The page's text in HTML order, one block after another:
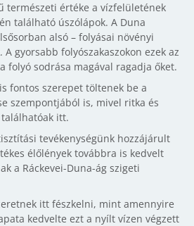
természeti értéke a vízfelületének
található úszólápok. A Duna
alsó – folyásai növényi
gyorsabb folyószakaszokon ezek az
folyó sodrása magával ragadja őket.
fontos szerepet töltenek be a
szempontjából is, mivel ritka és
itt.
tevékenységünk hozzájárult
élőlények továbbra is kedvelt
a Ráckevei-Duna-ág szigeti
itt fészkelni, mint amennyire
kedvelte ezt a nyílt vízen végzett